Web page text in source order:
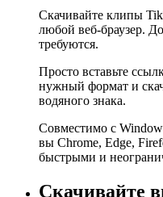
Скачивайте клипы
любой веб-браузер.
требуются.
Просто вставьте
нужный формат и
водяного знака.
Совместимо с
вы Chrome, Edge,
быстрыми и
Скачивайте